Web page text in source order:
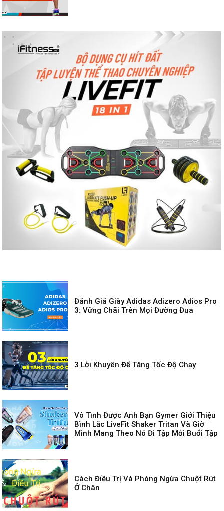
Đánh Giá Giày Adidas Adizero Adios Pro
3: Vững Chãi Trên Mọi Đường Đua
3 Lời Khuyên Để Tăng Tốc Độ Chạy
Vô Tình Được Anh Bạn Gymer Giới Thiệu
Bình Lắc LiveFit Shaker Tritan Và Giờ
Mình Mang Theo Nó Đi Tập Mỗi Buổi Tập
Cách Điều Trị Và Phòng Ngừa Chuột Rút
Ở Chân